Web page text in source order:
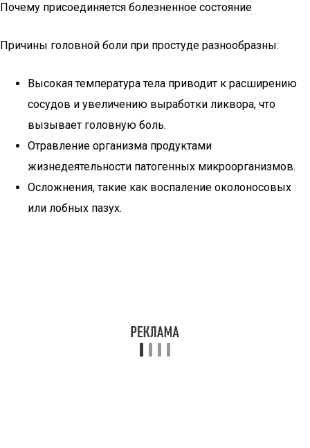
Почему присоединяется болезненное состояние
Причины головной боли при простуде разнообразны:
Высокая температура тела приводит к расширению
сосудов и увеличению выработки ликвора, что
вызывает головную боль.
Отравление организма продуктами
жизнедеятельности патогенных микроорганизмов.
Осложнения, такие как воспаление околоносовых
или лобных пазух.